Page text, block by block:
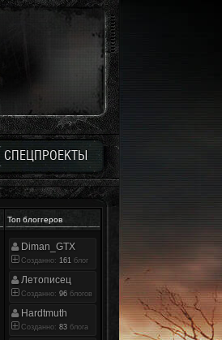
СПЕЦПРОЕКТЫ
Топ блоггеров
Diman_GTX
Созданно: 161 блог
Летописец
Созданно: 96 блогов
Hardtmuth
Созданно: 83 блога